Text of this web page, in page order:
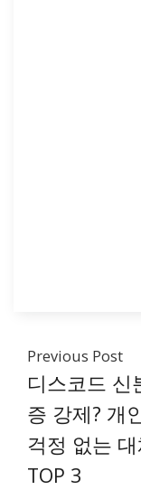
Previous Post
디스코드 신
증 강제? 개
걱정 없는
TOP 3